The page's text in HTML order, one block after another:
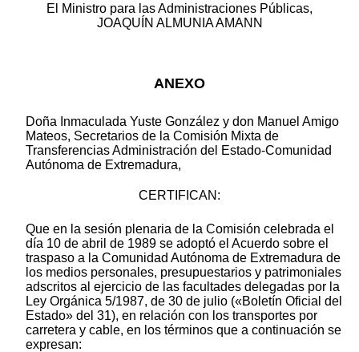
El Ministro para las Administraciones Públicas,
JOAQUÍN ALMUNIA AMANN
ANEXO
Doña Inmaculada Yuste González y don Manuel Amigo
Mateos, Secretarios de la Comisión Mixta de
Transferencias Administración del Estado-Comunidad
Autónoma de Extremadura,
CERTIFICAN:
Que en la sesión plenaria de la Comisión celebrada el
día 10 de abril de 1989 se adoptó el Acuerdo sobre el
traspaso a la Comunidad Autónoma de Extremadura de
los medios personales, presupuestarios y patrimoniales
adscritos al ejercicio de las facultades delegadas por la
Ley Orgánica 5/1987, de 30 de julio («Boletín Oficial del
Estado» del 31), en relación con los transportes por
carretera y cable, en los términos que a continuación se
expresan: